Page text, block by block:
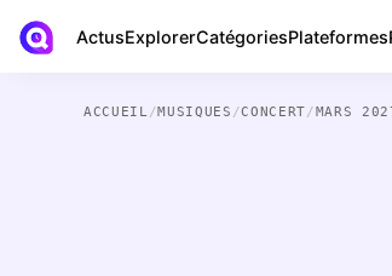
ActusExplorerCatégoriesPlateformes
ACCUEIL /MUSIQUES /CONCERT/MARS